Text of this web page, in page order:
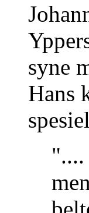
syne
Hans
"....